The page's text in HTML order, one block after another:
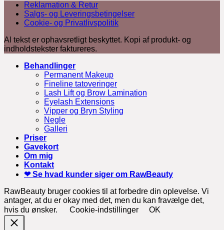
Reklamation & Retur
Salgs- og Leveringsbetingelser
Cookie- og Privatlivspolitik
Al tekst er ophavsretligt beskyttet. Kopi af produkt- og
indholdstekster faktureres.
Behandlinger
Permanent Makeup
Fineline tatoveringer
Lash Lift og Brow Lamination
Eyelash Extensions
Vipper og Bryn Styling
Negle
Galleri
Priser
Gavekort
Om mig
Kontakt
❤ Se hvad kunder siger om RawBeauty
RawBeauty bruger cookies til at forbedre din oplevelse. Vi
antager, at du er okay med det, men du kan fravælge det,
hvis du ønsker.
Cookie-indstillinger OK